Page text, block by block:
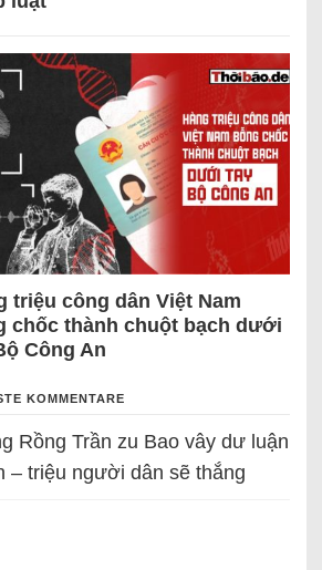
triệu công dân Việt Nam
chốc thành chuột bạch dưới
Công An
KOMMENTARE
Rồng Trần zu Bao vây dư luận
– triệu người dân sẽ thắng